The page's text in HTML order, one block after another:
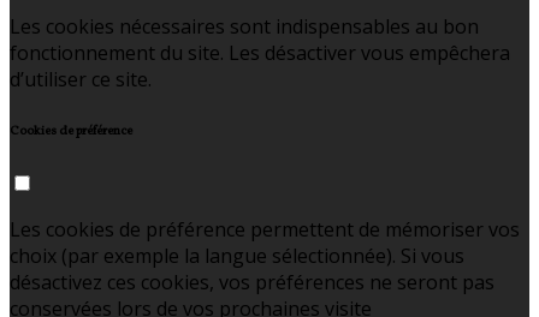
Les cookies nécessaires sont indispensables au bon
fonctionnement du site. Les désactiver vous empêchera
d’utiliser ce site.
Cookies de préférence
Les cookies de préférence permettent de mémoriser vos
choix (par exemple la langue sélectionnée). Si vous
désactivez ces cookies, vos préférences ne seront pas
conservées lors de vos prochaines visite